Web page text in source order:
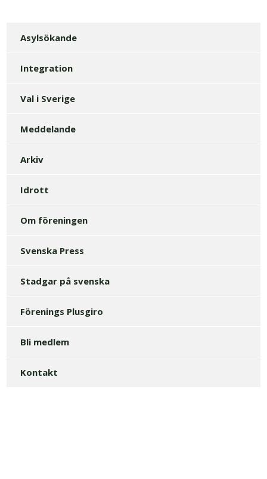
Asylsökande
Integration
Val i Sverige
Meddelande
Arkiv
Idrott
Om föreningen
Svenska Press
Stadgar på svenska
Förenings Plusgiro
Bli medlem
Kontakt